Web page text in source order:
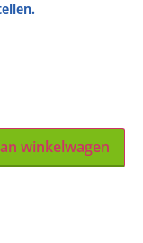
winkelwagen